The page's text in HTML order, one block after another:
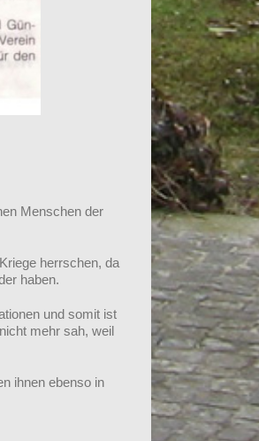
Menschen der
herrschen, da
haben.
und somit ist
mehr sah, weil
ihnen ebenso in